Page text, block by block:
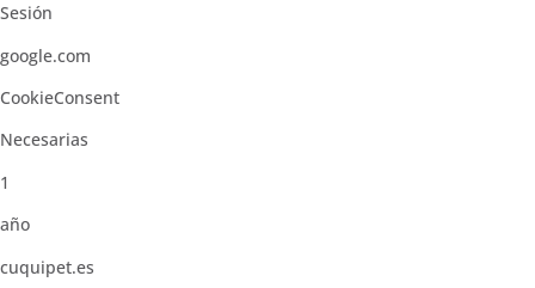
Sesión
google.com
CookieConsent
Necesarias
1
año
cuquipet.es